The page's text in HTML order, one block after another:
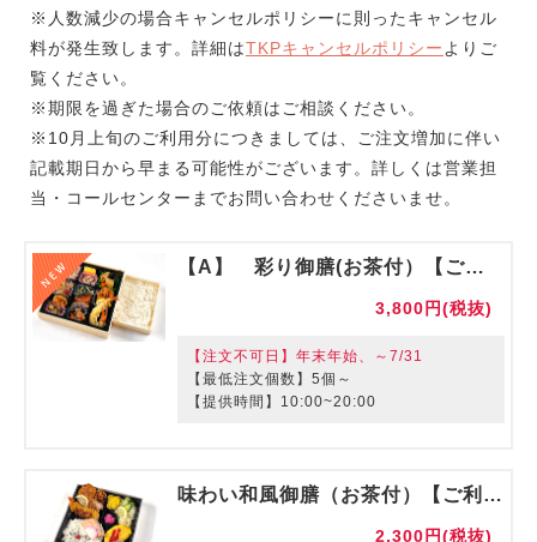
※人数減少の場合キャンセルポリシーに則ったキャンセル
料が発生致します。詳細はTKPキャンセルポリシーよりご
覧ください。
※期限を過ぎた場合のご依頼はご相談ください。
※10月上旬のご利用分につきましては、ご注文増加に伴い
記載期日から早まる可能性がございます。詳しくは営業担
当・コールセンターまでお問い合わせくださいませ。
【A】 彩り御膳(お茶付）【ご利用期間：8/1～】
3,800円(税抜)
【注文不可日】年末年始、～7/31
【最低注文個数】5個～
【提供時間】10:00~20:00
味わい和風御膳（お茶付）【ご利用期間：～8/31】
2,300円(税抜)